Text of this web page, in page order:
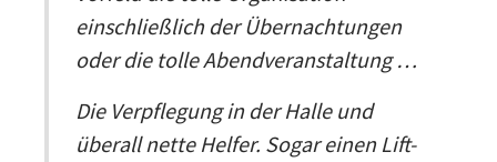
einschließlich der Übernachtungen
oder die tolle Abendveranstaltung …
Die Verpflegung in der Halle und
überall nette Helfer. Sogar einen Lift-